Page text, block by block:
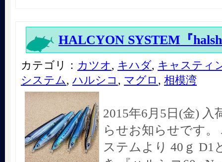
HALCYON SYSTEM『
カテゴリ： カツオ, キハダ, キャスティ
システム, ハルシコ , マグロ , 相模湾
2015年6月5日(金) 入
らせお知らせです
ステムより 40ｇ D1